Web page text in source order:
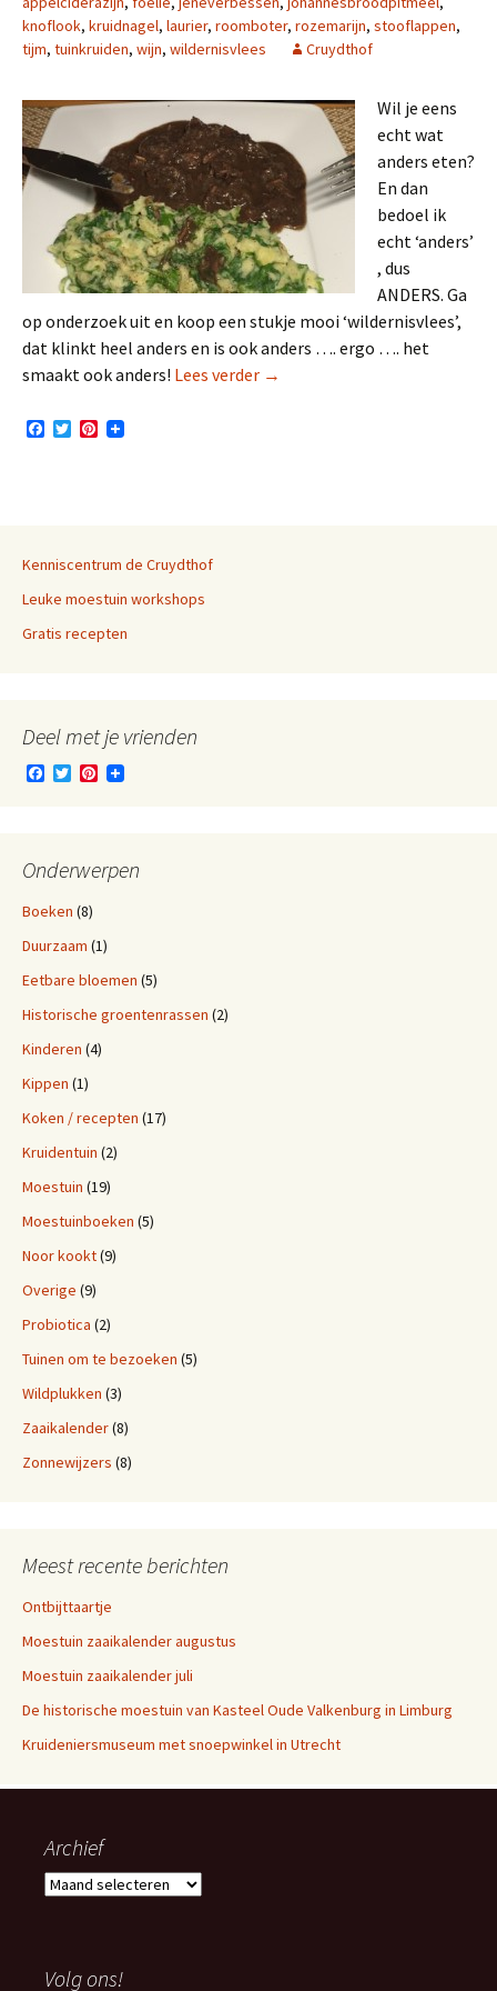
knoflook, kruidnagel, laurier, roomboter, rozemarijn, stooflappen,
tijm, tuinkruiden, wijn, wildernisvlees Cruydthof
Wil je eens
echt wat
anders eten?
En dan
bedoel ik
echt ‘anders’
, dus
ANDERS. Ga
op onderzoek uit en koop een stukje mooi ‘wildernisvlees’,
dat klinkt heel anders en is ook anders …. ergo …. het
smaakt ook anders! Lees verder Wildernisvleesstoofpotje –
→
T
P
t
Kenniscentrum de Cruydthof
Leuke moestuin workshops
Gratis recepten
Deel met je vrienden
o
o
T
e
r
P
r
e
Onderwerpen
Boeken (8)
Duurzaam (1)
Eetbare bloemen (5)
Historische groentenrassen (2)
Kinderen (4)
Kippen (1)
Koken / recepten (17)
Kruidentuin (2)
Moestuin (19)
Moestuinboeken (5)
Noor kookt(9)
Overige (9)
Probiotica (2)
Tuinen om te bezoeken (5)
Wildplukken (3)
Zaaikalender(8)
Zonnewijzers (8)
Meest recente berichten
Ontbijttaartje
Moestuin zaaikalender augustus
Moestuin zaaikalender juli
De historische moestuin van Kasteel Oude Valkenburg in Limburg
Kruideniersmuseum met snoepwinkel in Utrecht
Archief
Archief
Volg ons!